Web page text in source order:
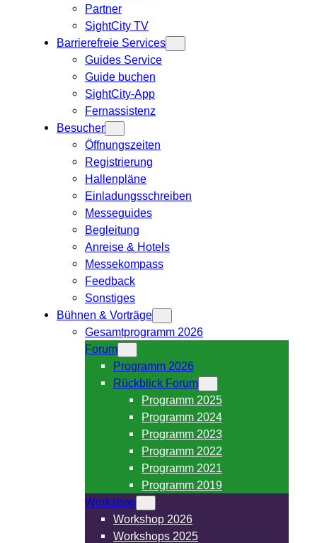
Partner
SightCity TV
Barrierefreie Services
Guides Service
Guide buchen
SightCity-App
Fernassistenz
Besucher
Öffnungszeiten
Registrierung
Hallenpläne
Einladungsschreiben
Messeguides
Begleitung
Anreise & Hotels
Messekompass
Feedback
Sonstiges
Bühnen & Vorträge
Gesamtprogramm 2026
Forum
Programm 2026
Rückblick Forum
Programm 2025
Programm 2024
Programm 2023
Programm 2022
Programm 2021
Programm 2019
Workshop
Workshop 2026
Workshops 2025